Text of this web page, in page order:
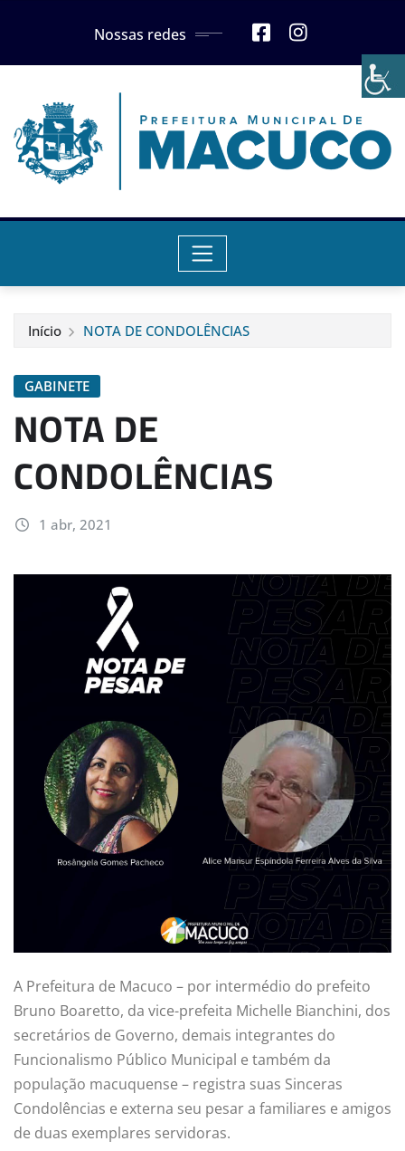
Nossas redes
Início NOTA DE CONDOLÊNCIAS
GABINETE
NOTA DE
CONDOLÊNCIAS
1 abr, 2021
A Prefeitura de Macuco – por intermédio do prefeito
Bruno Boaretto, da vice-prefeita Michelle Bianchini, dos
secretários de Governo, demais integrantes do
Funcionalismo Público Municipal e também da
população macuquense – registra suas Sinceras
Condolências e externa seu pesar a familiares e amigos
de duas exemplares servidoras.